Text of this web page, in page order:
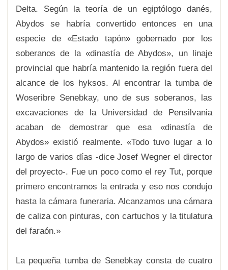
Delta. Según la teoría de un egiptólogo danés,
Abydos se habría convertido entonces en una
especie de «Estado tapón» gobernado por los
soberanos de la «dinastía de Abydos», un linaje
provincial que habría mantenido la región fuera del
alcance de los hyksos. Al encontrar la tumba de
Woseribre Senebkay, uno de sus soberanos, las
excavaciones de la Universidad de Pensilvania
acaban de demostrar que esa «dinastía de
Abydos» existió realmente. «Todo tuvo lugar a lo
largo de varios días -dice Josef Wegner el director
del proyecto-. Fue un poco como el rey Tut, porque
primero encontramos la entrada y eso nos condujo
hasta la cámara funeraria. Alcanzamos una cámara
de caliza con pinturas, con cartuchos y la titulatura
del faraón.»
La pequeña tumba de Senebkay consta de cuatro